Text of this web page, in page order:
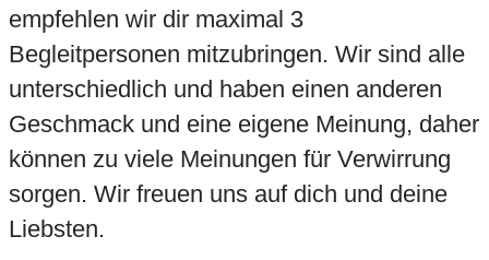
empfehlen wir dir maximal 3
Begleitpersonen mitzubringen. Wir sind alle
unterschiedlich und haben einen anderen
Geschmack und eine eigene Meinung, daher
können zu viele Meinungen für Verwirrung
sorgen. Wir freuen uns auf dich und deine
Liebsten.